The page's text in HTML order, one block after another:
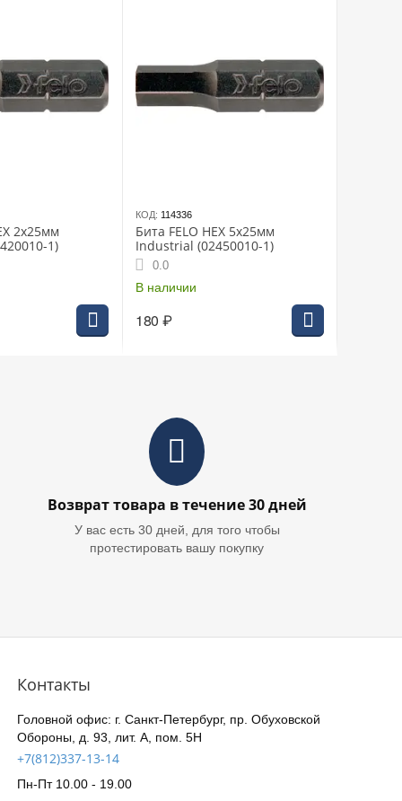
2х25мм
1)
КОД: 114336
Бита FELO HEX 5х25мм
Industrial (02450010-1)
0.0
В наличии
180 ₽
Возврат товара в течение 30 дней
У вас есть 30 дней, для того чтобы
протестировать вашу покупку
Контакты
Головной офис: г. Санкт-Петербург, пр. Обуховской
Обороны, д. 93, лит. А, пом. 5Н
+7(812)337-13-14
Пн-Пт 10.00 - 19.00